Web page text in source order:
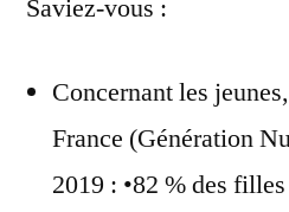
Saviez-vous :
Concernant les
France (Génération
2019 : •82 % des